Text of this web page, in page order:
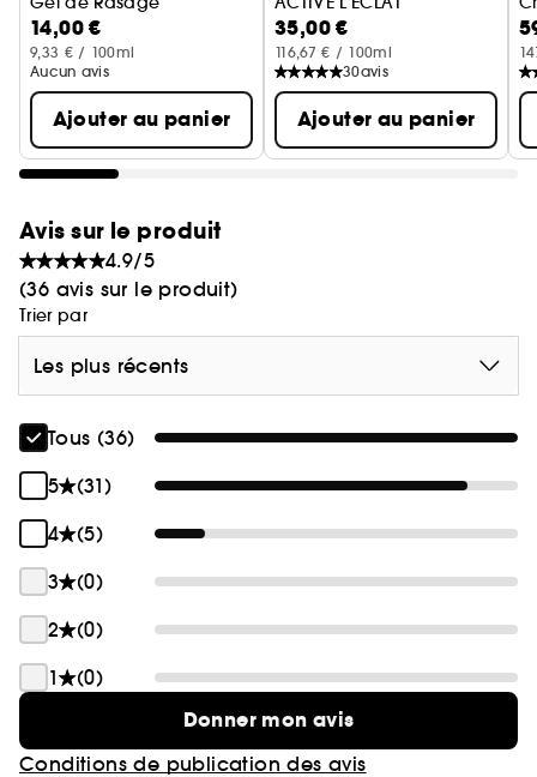
14,00 €
9,33 € / 100ml
Aucun avis
Ajouter au panier
35,00 €
116,67 € / 100ml
30avis
Ajouter au panier
Avis sur le produit
4.9/5
(36 avis sur le produit)
Trier par
Les plus récents
Tous (36)
5
(31)
4
(5)
3
(0)
2
(0)
1
(0)
Donner mon avis
Conditions de publication des avis